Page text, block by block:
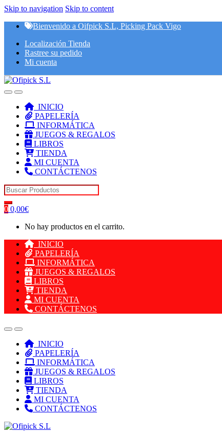
Skip to navigation Skip to content
Bienvenido a Oifpick S.L, Picking Pack Vigo
Localización Tienda
Rastree su pedido
Mi cuenta
INICIO
PAPELERÍA
INFORMÁTICA
JUEGOS & REGALOS
LIBROS
TIENDA
MI CUENTA
CONTÁCTENOS
Search for:
0 0,00€
No hay productos en el carrito.
INICIO
PAPELERÍA
INFORMÁTICA
JUEGOS & REGALOS
LIBROS
TIENDA
MI CUENTA
CONTÁCTENOS
INICIO
PAPELERÍA
INFORMÁTICA
JUEGOS & REGALOS
LIBROS
TIENDA
MI CUENTA
CONTÁCTENOS